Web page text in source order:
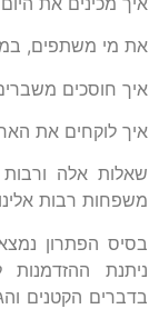
את מי משתפים,
איך חוסכים
איך לוקחים את
שאלות אלה ורבות
משפחות רבות
בסיס הפתרון
ניתנת
בדברים הקטנים